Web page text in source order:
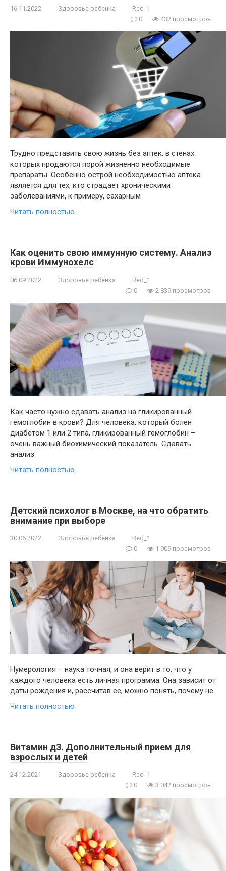
16.11.2022 Здоровье ребенка
Red_1
0
432 просмотров
Трудно представить свою жизнь без аптек, в стенах
которых продаются порой жизненно необходимые
препараты. Особенно острой необходимостью аптека
является для тех, кто страдает хроническими
заболеваниями, к примеру, сахарным
Читать полностью
Как оценить свою иммунную систему. Анализ
крови Иммунохелс
06.09.2022 Здоровье ребенка
Red_1
0
2 839 просмотров
Как часто нужно сдавать анализ на гликированный
гемоглобин в крови? Для человека, который болен
диабетом 1 или 2 типа, гликированный гемоглобин –
очень важный биохимический показатель. Сдавать
анализ
Читать полностью
Детский психолог в Москве, на что обратить
внимание при выборе
30.06.2022 Здоровье ребенка
Red_1
0
1 909 просмотров
Нумерология – наука точная, и она верит в то, что у
каждого человека есть личная программа. Она зависит от
даты рождения и, рассчитав ее, можно понять, почему не
Читать полностью
Витамин д3. Дополнительный прием для
взрослых и детей
24.12.2021 Здоровье ребенка
Red_1
0
3 042 просмотров